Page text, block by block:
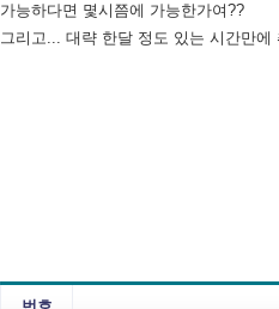
가능하다면 몇시쯤에 가능한가여??
그리고... 대략 한달 정도 있는 시간만에